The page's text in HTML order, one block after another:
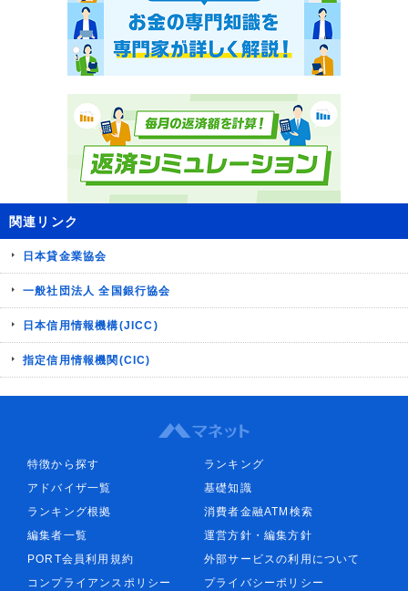
関連リンク
日本貸金業協会
一般社団法人 全国銀行協会
日本信用情報機構(JICC)
指定信用情報機関(CIC)
特徴から探す
ランキング
アドバイザ一覧
基礎知識
ランキング根拠
消費者金融ATM検索
編集者一覧
運営方針・編集方針
PORT会員利用規約
外部サービスの利用について
コンプライアンスポリシー
プライバシーポリシー